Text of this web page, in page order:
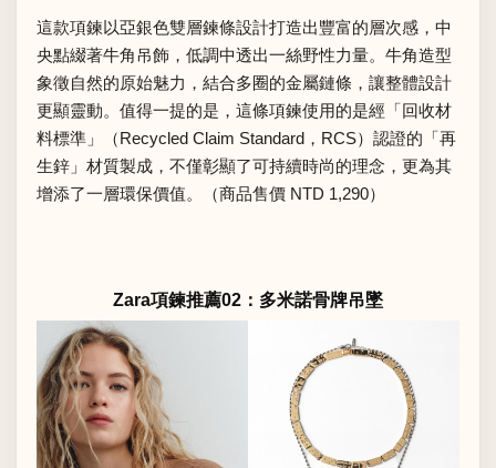
這款項鍊以亞銀色雙層鍊條設計打造出豐富的層次感，中
央點綴著牛角吊飾，低調中透出一絲野性力量。牛角造型
象徵自然的原始魅力，結合多圈的金屬鏈條，讓整體設計
更顯靈動。值得一提的是，這條項鍊使用的是經「回收材
料標準」（Recycled Claim Standard，RCS）認證的「再
生鋅」材質製成，不僅彰顯了可持續時尚的理念，更為其
增添了一層環保價值。（商品售價 NTD 1,290）
Zara項鍊推薦02：多米諾骨牌吊墜